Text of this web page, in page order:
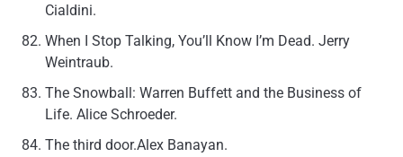
Cialdini.
When I Stop Talking, You’ll Know I’m Dead. Jerry
Weintraub.
The Snowball: Warren Buffett and the Business of
Life. Alice Schroeder.
The third door.Alex Banayan.